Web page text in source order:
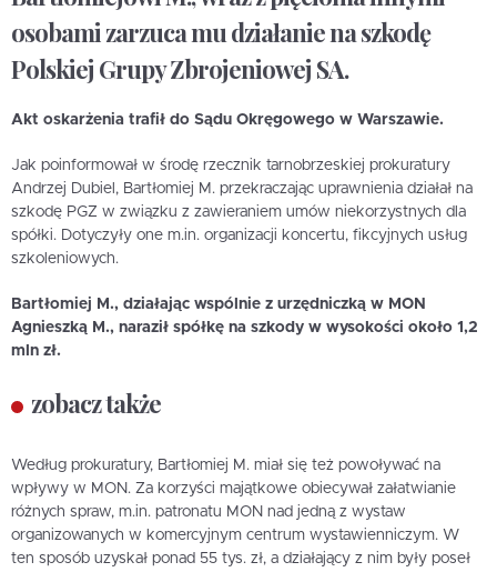
osobami zarzuca mu działanie na szkodę
Polskiej Grupy Zbrojeniowej SA.
Akt oskarżenia trafił do Sądu Okręgowego w Warszawie.
Jak poinformował w środę rzecznik tarnobrzeskiej prokuratury
Andrzej Dubiel, Bartłomiej M. przekraczając uprawnienia działał na
szkodę PGZ w związku z zawieraniem umów niekorzystnych dla
spółki. Dotyczyły one m.in. organizacji koncertu, fikcyjnych usług
szkoleniowych.
Bartłomiej M., działając wspólnie z urzędniczką w MON
Agnieszką M., naraził spółkę na szkody w wysokości około 1,2
mln zł.
zobacz także
Według prokuratury, Bartłomiej M. miał się też powoływać na
wpływy w MON. Za korzyści majątkowe obiecywał załatwianie
różnych spraw, m.in. patronatu MON nad jedną z wystaw
organizowanych w komercyjnym centrum wystawienniczym. W
ten sposób uzyskał ponad 55 tys. zł, a działający z nim były poseł